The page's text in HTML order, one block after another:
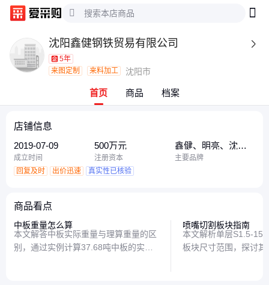
沈阳鑫健钢铁贸易有限公司 
5年
来图定制
来料加工 沈阳市
首页 商品 档案
店铺信息
2019-07-09
成立时间
500万元
注册资本
鑫健、明亮、沈阳
鑫健钢铁
主要品牌
回复及时
出价迅速 真实性已核验
商品看点
中板重量怎么算
本文解答中板实际重量与理算重量的区
别，通过实例计算37.68吨中板的实际
喷嘴切割板块指南
本文解析单层S1.5-15
板块尺寸范围，探讨